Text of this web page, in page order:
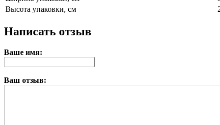
Высота упаковки, см
Написать отзыв
Ваше имя:
Ваш отзыв: